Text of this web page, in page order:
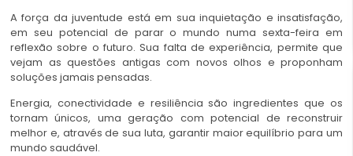
A força da juventude está em sua inquietação e insatisfação,
em seu potencial de parar o mundo numa sexta-feira em
reflexão sobre o futuro. Sua falta de experiência, permite que
vejam as questões antigas com novos olhos e proponham
soluções jamais pensadas.
Energia, conectividade e resiliência são ingredientes que os
tornam únicos, uma geração com potencial de reconstruir
melhor e, através de sua luta, garantir maior equilíbrio para um
mundo saudável.